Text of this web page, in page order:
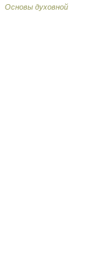
Основы духовной